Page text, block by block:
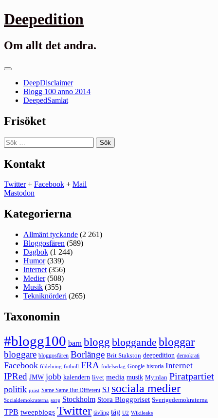
Gå
till
Deepedition
Om allt det andra.
Primär
DeepDisclaimer
Blogg 100 anno 2014
DeepedSamlat
Frisöket
Sök
efter:
Kontakt
Twitter+ Facebook + Mail
Mastodon
Kategorierna
Allmänt tyckande (2 261)
Bloggosfären (589)
Dagbok (1 244)
Humor(339)
Internet (356)
Medier(508)
Musik (355)
Tekniknörderi (265)
Taxonomin
#blogg100 barn blogg bloggande bloggar
bloggare bloggosfären Borlänge Brit Stakston deepedition demokrati
Facebook fildelning fotboll FRA födelsedag Google historia Internet
IPRed JMW jobb kalendern livet media musik Mymlan Piratpartiet
politik präst Same Same But Different SJ sociala medier
Socialdemokraterna sorg Stockholm Stora Bloggpriset Sverigedemokraterna
TPB tweepblogs Twitter tävling tåg U2 Wikileaks